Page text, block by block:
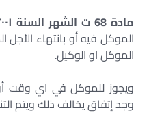
مادة 68 ت الشهر السنة ۲۰۰۱:
الموكل فيه أو بانتهاء
الموكل او الوكيل.
ويجوز للموكل في اي وقت
وجد إتفاق يخالف ذلك ويتم